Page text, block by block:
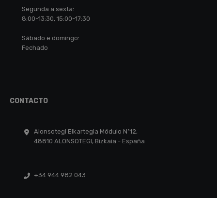
Segunda a sexta:
8:00-13:30, 15:00-17:30
Sábado e domingo:
Fechado
CONTACTO
Alonsotegi Elkartegia Módulo Nº12,
48810 ALONSOTEGI, Bizkaia - España
+34 944 982 043